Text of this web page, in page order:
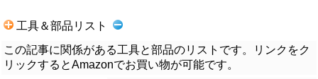
工具＆部品リスト
この記事に関係がある工具と部品のリストです。リンクをク
リックするとAmazonでお買い物が可能です。